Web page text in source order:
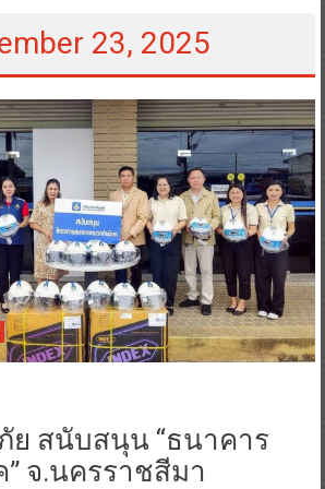
23, 2025
ย สนับสนุน “ธนาคาร
จ.นครราชสีมา